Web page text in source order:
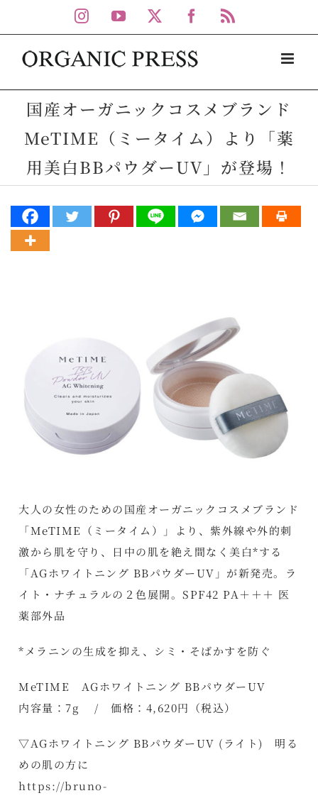
to
content
Instagram
YouTube Facebook
国産オーガニックコスメブランド
MeTIME（ミータイム）より「薬
用美白BBパウダーUV」が登場！
大人の女性のための国産オーガニックコスメブランド
「MeTIME（ミータイム）」より、紫外線や外的刺
激から肌を守り、日中の肌を絶え間なく美白*する
「AGホワイトニング BBパウダーUV」が新発売。ラ
イト・ナチュラルの２色展開。SPF42 PA＋＋＋ 医
薬部外品
*メラニンの生成を抑え、シミ・そばかすを防ぐ
MeTIME AGホワイトニング BBパウダーUV
内容量：7g / 価格：4,620円（税込）
▽AGホワイトニング BBパウダーUV (ライト) 明る
めの肌の方に
https://bruno-